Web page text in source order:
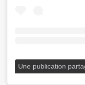
Une publication